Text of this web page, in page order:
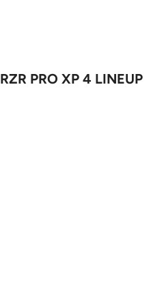
PRO XP 4 LINEUP